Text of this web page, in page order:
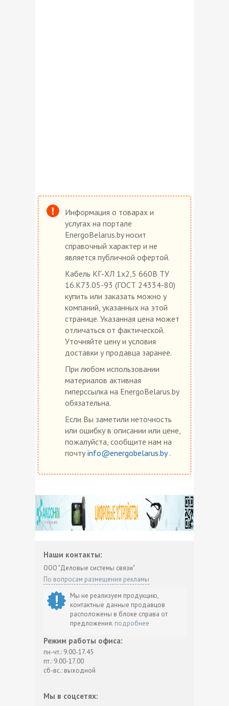
Информация о товарах и
услугах на портале
EnergoBelarus.by носит
справочный характер и не
является публичной офертой.
Кабель КГ-ХЛ 1х2,5 660В ТУ
16.К73.05-93 (ГОСТ 24334-80)
купить или заказать можно у
компаний, указанных на этой
странице. Указанная цена может
отличаться от фактической.
Уточняйте цену и условия
доставки у продавца заранее.
При любом использовании
материалов активная
гиперссылка на EnergoBelarus.by
обязательна.
Если Вы заметили неточность
или ошибку в описании или цене,
пожалуйста, сообщите нам на
почту info@energobelarus.by.
Наши контакты:
ООО "Деловые системы связи"
По вопросам размещения рекламы
Мы не реализуем продукцию,
контактные данные продавцов
расположены в блоке справа от
предложения. подробнее
Режим работы офиса:
пн-чт.: 9.00-17.45
пт.: 9.00-17.00
сб-вс.: выходной
Мы в соцсетях: